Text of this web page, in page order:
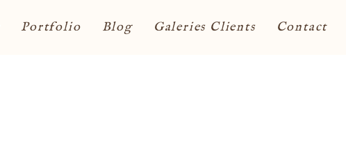
Portfolio Blog Galeries Clients Contact